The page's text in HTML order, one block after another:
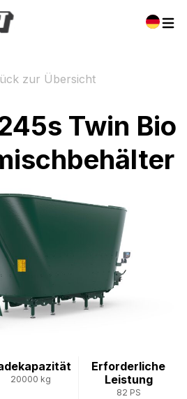
zur Übersicht
Twin Bio
20000 kg
Erforderliche
Leistung
82 PS